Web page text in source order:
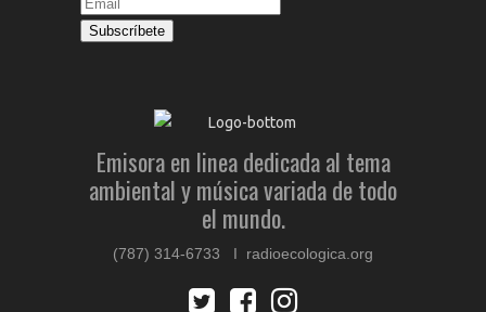
Emisora en linea dedicada al tema
ambiental y música variada de todo
el mundo.
(787) 314-6733 I radioecologica.org